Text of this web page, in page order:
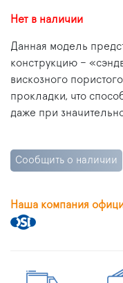
Нет в наличии
Данная модель
конструкцию –
вискозного
прокладки, что
даже при
Сообщить о наличии
Наша компания